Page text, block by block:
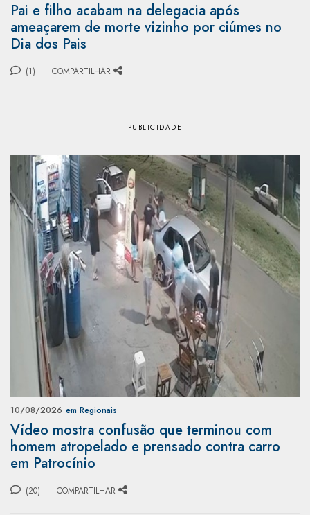
Pai e filho acabam na delegacia após
ameaçarem de morte vizinho por ciúmes no
Dia dos Pais
(1) COMPARTILHAR
10/08/2026 em Regionais
Vídeo mostra confusão que terminou com
homem atropelado e prensado contra carro
em Patrocínio
(20) COMPARTILHAR